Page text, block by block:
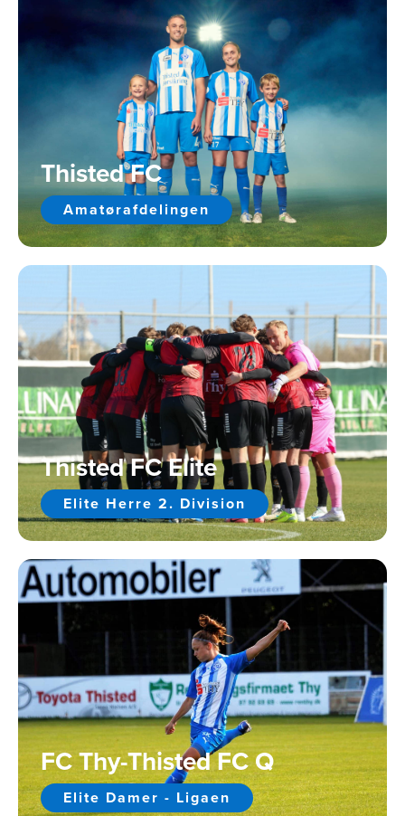
Thisted FC
Amatørafdelingen
Thisted FC Elite
Elite Herre 2. Division
FC Thy-Thisted FC Q
Elite Damer - Ligaen